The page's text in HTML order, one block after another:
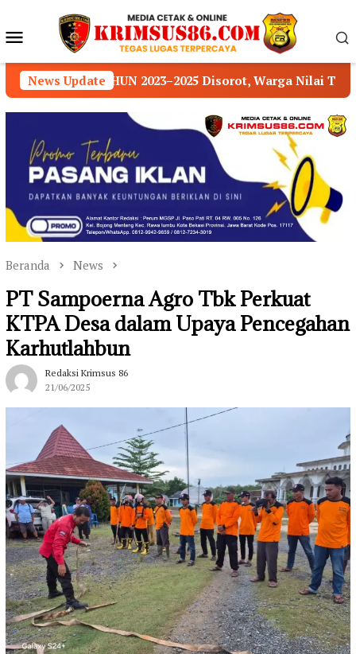
konten Menu
Mobile
News UpdateDisorot, Warga Nilai Transparansi Pengelolaan
Beranda News
PT Sampoerna Agro Tbk Perkuat
KTPA Desa dalam Upaya Pencegahan
Karhutlahbun
Redaksi Krimsus 86
21/06/2025